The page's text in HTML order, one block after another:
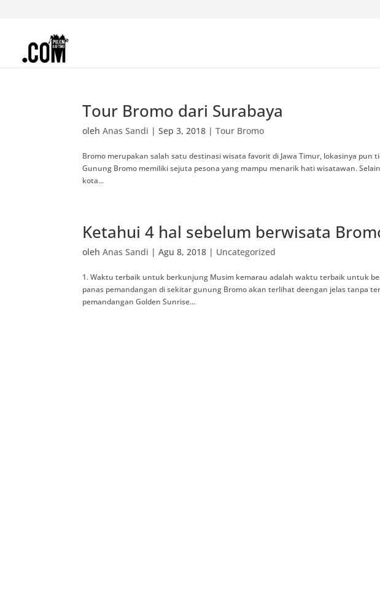
Tour Bromo dari Surabaya
olehAnas Sandi |Sep 3, 2018 |Tour Bromo
Bromo merupakan salah satu destinasi wisata favorit di Jawa Timur, lokasinya
Gunung Bromo memiliki sejuta pesona yang mampu menarik hati wisatawan.
kota...
Ketahui 4 hal sebelum berwisata
olehAnas Sandi |Agu 8, 2018 | Uncategorized
1. Waktu terbaik untuk berkunjung Musim kemarau adalah waktu terbaik untuk
panas pemandangan di sekitar gunung Bromo akan terlihat deengan jelas tanpa
pemandangan Golden Sunrise...